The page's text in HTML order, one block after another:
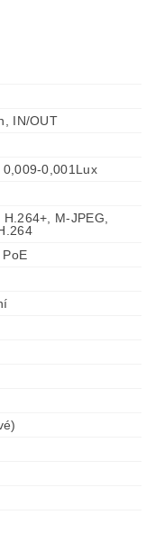
IN/OUT
0,009-0,001Lux
M-JPEG,
PoE